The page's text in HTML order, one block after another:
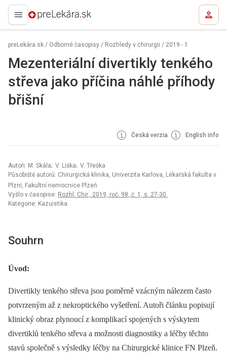
preLekára.sk
preLekára.sk / Odborné časopisy / Rozhledy v chirurgii / 2019 - 1
Mezenteriální divertikly tenkého
střeva jako příčina náhlé příhody
břišní
Česká verzia English info
Autoři: M. Skála; V. Liška; V. Třeška
Působiště autorů: Chirurgická klinika, Univerzita Karlova, Lékařská fakulta v
Plzni, Fakultní nemocnice Plzeň
Vyšlo v časopise: Rozhl. Chir., 2019, roč. 98, č. 1, s. 27-30.
Kategorie: Kazuistika
Souhrn
Úvod:
Divertikly tenkého střeva jsou poměrně vzácným nálezem často
potvrzeným až z nekroptického vyšetření. Autoři článku popisují
klinický obraz plynoucí z komplikací spojených s výskytem
divertiklů tenkého střeva a možnosti diagnostiky a léčby těchto
stavů společně s výsledky léčby na Chirurgické klinice FN Plzeň.